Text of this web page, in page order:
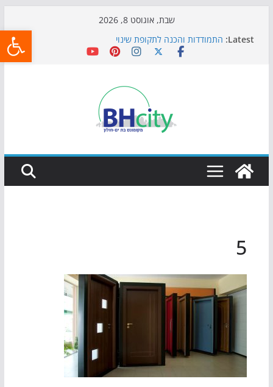
שבת, אוגוסט 8, 2026
Latest: התמודדות והכנה לתקופת שינוי
אי ההרפתקאות ממשיך לכבוש את הגינות: מאות משפחות
כדורגל באווירה מיוחדת: הקרנת גמר המונדיאל בטרמינל
הקיץ של בני הנוער בבת־ים: חוף הריביירה הופך למרחב
בטוח בשעות הערב
5